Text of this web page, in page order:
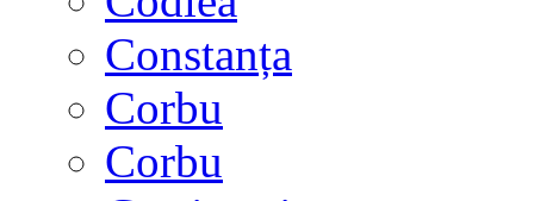
Constanța
Corbu
Corbu